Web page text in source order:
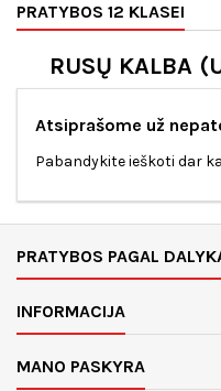
PRATYBOS 12 KLASEI
RUSŲ KALBA
Atsiprašome už
Pabandykite ieškoti dar
PRATYBOS PAGAL
INFORMACIJA
MANO PASKYRA